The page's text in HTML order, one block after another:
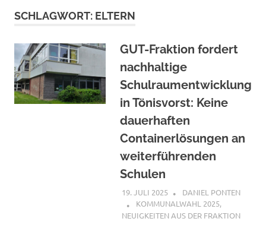
SCHLAGWORT: ELTERN
GUT-Fraktion fordert
nachhaltige
Schulraumentwicklung
in Tönisvorst: Keine
dauerhaften
Containerlösungen an
weiterführenden
Schulen
19. JULI 2025
DANIEL PONTEN
KOMMUNALWAHL 2025,
NEUIGKEITEN AUS DER FRAKTION